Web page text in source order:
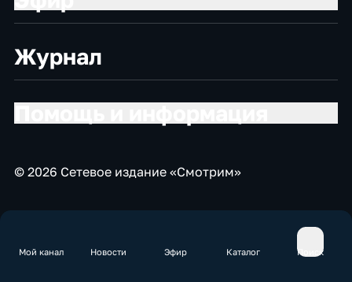
Мой канал Новости Эфир Каталог Поиск
Журнал
© 2026 Сетевое издание «Смотрим»